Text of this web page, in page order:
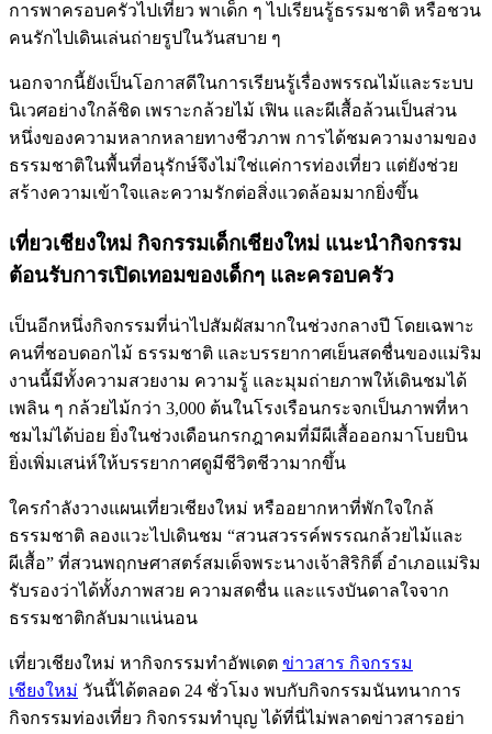
การพาครอบครัวไปเที่ยว พาเด็ก ๆ ไปเรียนรู้ธรรมชาติ หรือชวน
คนรักไปเดินเล่นถ่ายรูปในวันสบาย ๆ
นอกจากนี้ยังเป็นโอกาสดีในการเรียนรู้เรื่องพรรณไม้และระบบ
นิเวศอย่างใกล้ชิด เพราะกล้วยไม้ เฟิน และผีเสื้อล้วนเป็นส่วน
หนึ่งของความหลากหลายทางชีวภาพ การได้ชมความงามของ
ธรรมชาติในพื้นที่อนุรักษ์จึงไม่ใช่แค่การท่องเที่ยว แต่ยังช่วย
สร้างความเข้าใจและความรักต่อสิ่งแวดล้อมมากยิ่งขึ้น
เที่ยวเชียงใหม่ กิจกรรมเด็กเชียงใหม่ แนะนำกิจกรรม
ต้อนรับการเปิดเทอมของเด็กๆ และครอบครัว
เป็นอีกหนึ่งกิจกรรมที่น่าไปสัมผัสมากในช่วงกลางปี โดยเฉพาะ
คนที่ชอบดอกไม้ ธรรมชาติ และบรรยากาศเย็นสดชื่นของแม่ริม
งานนี้มีทั้งความสวยงาม ความรู้ และมุมถ่ายภาพให้เดินชมได้
เพลิน ๆ กล้วยไม้กว่า 3,000 ต้นในโรงเรือนกระจกเป็นภาพที่หา
ชมไม่ได้บ่อย ยิ่งในช่วงเดือนกรกฎาคมที่มีผีเสื้อออกมาโบยบิน
ยิ่งเพิ่มเสน่ห์ให้บรรยากาศดูมีชีวิตชีวามากขึ้น
ใครกำลังวางแผนเที่ยวเชียงใหม่ หรืออยากหาที่พักใจใกล้
ธรรมชาติ ลองแวะไปเดินชม “สวนสวรรค์พรรณกล้วยไม้และ
ผีเสื้อ” ที่สวนพฤกษศาสตร์สมเด็จพระนางเจ้าสิริกิติ์ อำเภอแม่ริม
รับรองว่าได้ทั้งภาพสวย ความสดชื่น และแรงบันดาลใจจาก
ธรรมชาติกลับมาแน่นอน
เที่ยวเชียงใหม่ หากิจกรรมทำอัพเดต ข่าวสาร กิจกรรม
เชียงใหม่ วันนี้ได้ตลอด 24 ชั่วโมง พบกับกิจกรรมนันทนาการ
กิจกรรมท่องเที่ยว กิจกรรมทำบุญ ได้ที่นี่ไม่พลาดข่าวสารอย่า